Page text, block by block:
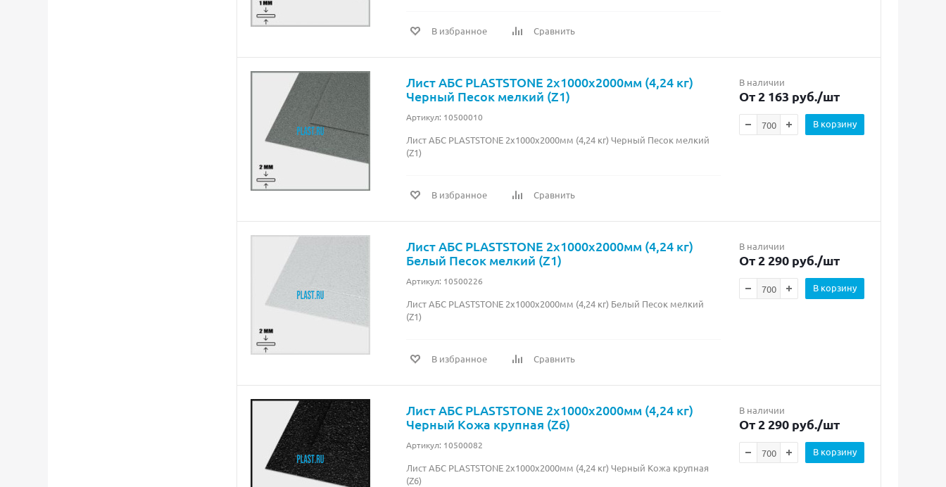
В избранное Сравнить
Лист АБС PLASTSTONE 2х1000х2000мм (4,24 кг)
Черный Песок мелкий (Z1)
Артикул: 10500010
Лист АБС PLASTSTONE 2х1000х2000мм (4,24 кг) Черный Песок мелкий
(Z1)
В избранное Сравнить
В наличии
От 2 163 руб./шт
В корзину
Лист АБС PLASTSTONE 2х1000х2000мм (4,24 кг)
Белый Песок мелкий (Z1)
Артикул: 10500226
Лист АБС PLASTSTONE 2х1000х2000мм (4,24 кг) Белый Песок мелкий
(Z1)
В избранное Сравнить
В наличии
От 2 290 руб./шт
В корзину
Лист АБС PLASTSTONE 2х1000х2000мм (4,24 кг)
Черный Кожа крупная (Z6)
Артикул: 10500082
Лист АБС PLASTSTONE 2х1000х2000мм (4,24 кг) Черный Кожа крупная
(Z6)
В наличии
От 2 290 руб./шт
В корзину